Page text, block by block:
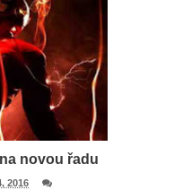
novou řadu
2016